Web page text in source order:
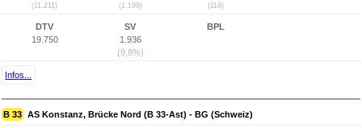
(11.211) (1.199) (119)
DTV
19.750
SV
1.936
(9,8%)
BPL
Infos...
B 33 AS Konstanz, Brücke Nord (B 33-Ast) - BG (Schweiz)